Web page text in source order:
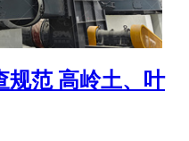
规范 高岭土、叶